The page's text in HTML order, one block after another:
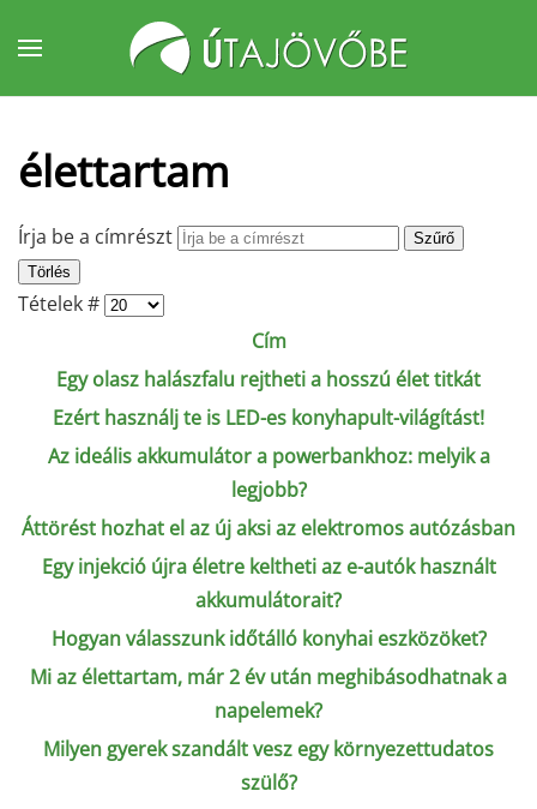
Fő tartalom átugrása
élettartam
Írja be a címrészt
Szűrő
Törlés
Tételek #
Cím
Egy olasz halászfalu rejtheti a hosszú élet titkát
Ezért használj te is LED-es konyhapult-világítást!
Az ideális akkumulátor a powerbankhoz: melyik a
legjobb?
Áttörést hozhat el az új aksi az elektromos autózásban
Egy injekció újra életre keltheti az e-autók használt
akkumulátorait?
Hogyan válasszunk időtálló konyhai eszközöket?
Mi az élettartam, már 2 év után meghibásodhatnak a
napelemek?
Milyen gyerek szandált vesz egy környezettudatos
szülő?